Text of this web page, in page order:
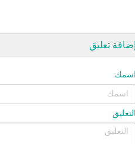
إضافة تعليق
اسمك
التعليق